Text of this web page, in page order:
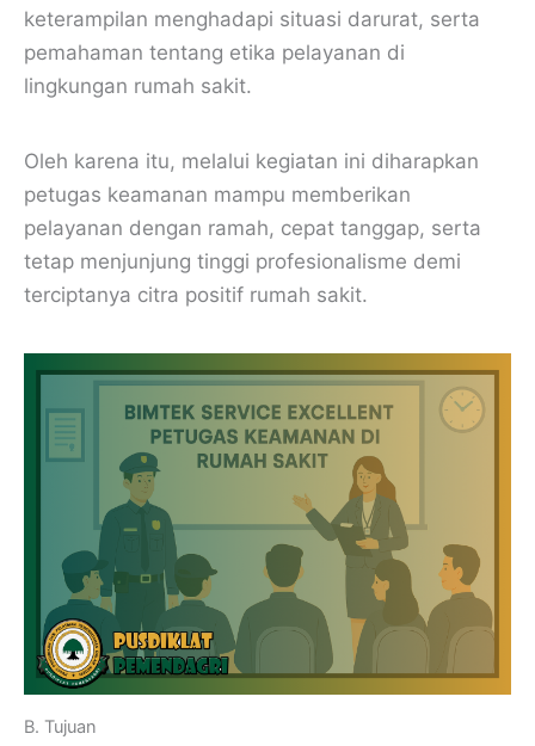
keterampilan menghadapi situasi darurat, serta
pemahaman tentang etika pelayanan di
lingkungan rumah sakit.
Oleh karena itu, melalui kegiatan ini diharapkan
petugas keamanan mampu memberikan
pelayanan dengan ramah, cepat tanggap, serta
tetap menjunjung tinggi profesionalisme demi
terciptanya citra positif rumah sakit.
B. Tujuan